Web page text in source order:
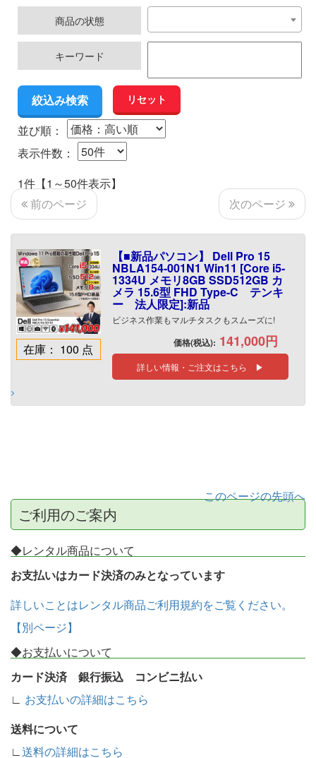
商品の状態
キーワード
リセット
並び順：
表示件数：
1件【1～50件表示】
前のページ 次のページ
在庫： 100 点
【■新品パソコン】 Dell Pro 15
NBLA154-001N1 Win11 [Core i5-
1334U メモリ8GB SSD512GB カ
メラ 15.6型 FHD Type-C テンキ
ー 法人限定]:新品
ビジネス作業もマルチタスクもスムーズに!
価格(税込): 141,000円
詳しい情報・ご注文はこちら ▶
このページの先頭へ
ご利用のご案内
◆レンタル商品について
お支払いはカード決済のみとなっています
詳しいことはレンタル商品ご利用規約をご覧ください。
【別ページ】
◆お支払いについて
カード決済 銀行振込 コンビニ払い
∟ お支払いの詳細はこちら
送料について
∟送料の詳細はこちら